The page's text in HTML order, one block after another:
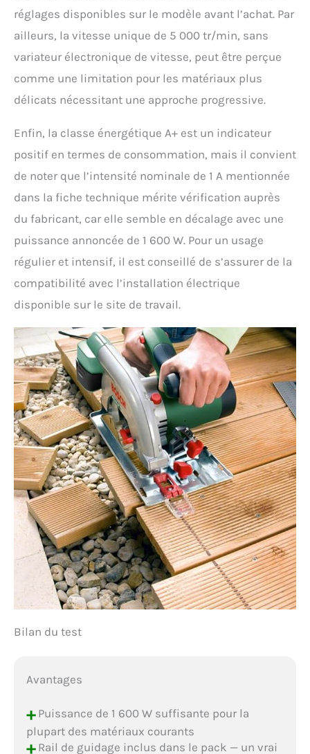
réglages disponibles sur le modèle avant l’achat. Par
ailleurs, la vitesse unique de 5 000 tr/min, sans
variateur électronique de vitesse, peut être perçue
comme une limitation pour les matériaux plus
délicats nécessitant une approche progressive.
Enfin, la classe énergétique A+ est un indicateur
positif en termes de consommation, mais il convient
de noter que l’intensité nominale de 1 A mentionnée
dans la fiche technique mérite vérification auprès
du fabricant, car elle semble en décalage avec une
puissance annoncée de 1 600 W. Pour un usage
régulier et intensif, il est conseillé de s’assurer de la
compatibilité avec l’installation électrique
disponible sur le site de travail.
Bilan du test
Avantages
+Puissance de 1 600 W suffisante pour la
plupart des matériaux courants
+Rail de guidage inclus dans le pack — un vrai